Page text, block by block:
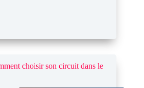
choisir son circuit dans le